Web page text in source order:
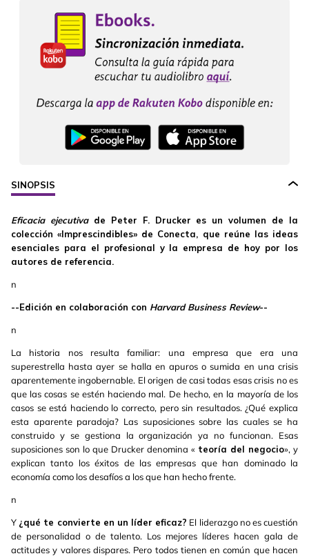
SINOPSIS
Eficacia ejecutivade Peter F. Drucker es un volumen de la
colección «Imprescindibles» de Conecta, que reúne las ideas
esenciales para el profesional y la empresa de hoy por los
autores de referencia.
n
--Edición en colaboración con Harvard Business Review--
n
La historia nos resulta familiar: una empresa que era una
superestrella hasta ayer se halla en apuros o sumida en una crisis
aparentemente ingobernable. El origen de casi todas esas crisis no es
que las cosas se estén haciendo mal. De hecho, en la mayoría de los
casos se está haciendo lo correcto, pero sin resultados. ¿Qué explica
esta aparente paradoja? Las suposiciones sobre las cuales se ha
construido y se gestiona la organización ya no funcionan. Esas
suposiciones son lo que Drucker denomina « teoría del negocio», y
explican tanto los éxitos de las empresas que han dominado la
economía como los desafíos a los que han hecho frente.
n
Y ¿qué te convierte en un líder eficaz? El liderazgo no es cuestión
de personalidad o de talento. Los mejores líderes hacen gala de
actitudes y valores dispares. Pero todos tienen en común que hacen